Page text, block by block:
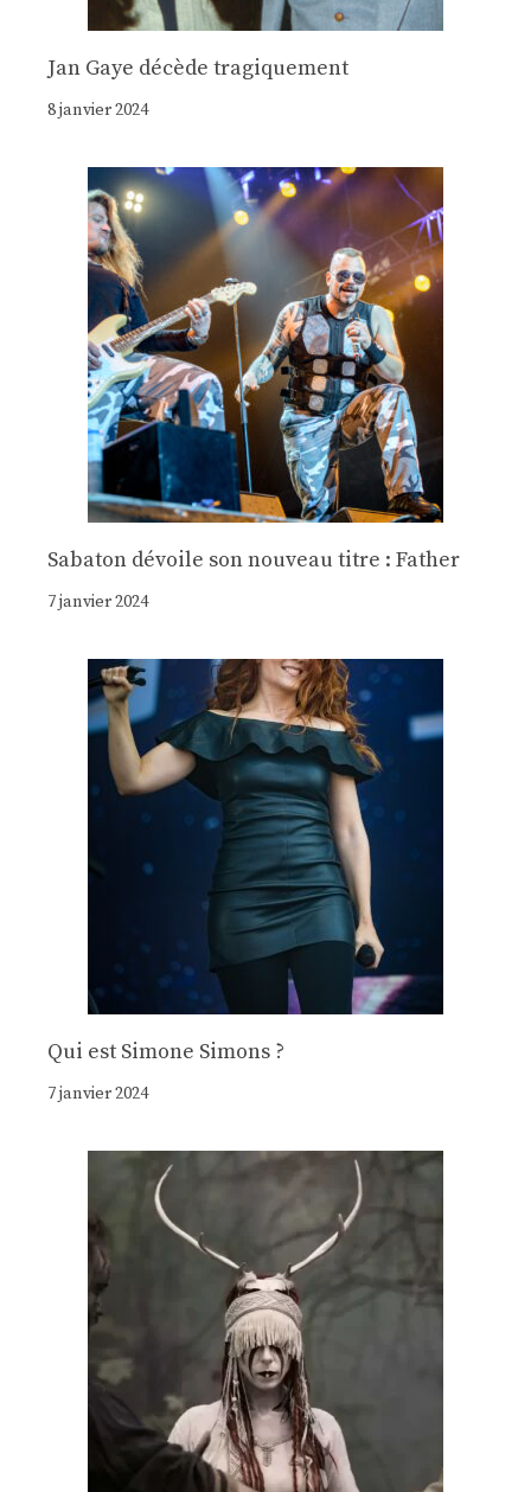
Jan Gaye décède tragiquement
8 janvier 2024
Sabaton dévoile son nouveau titre : Father
7 janvier 2024
Qui est Simone Simons ?
7 janvier 2024